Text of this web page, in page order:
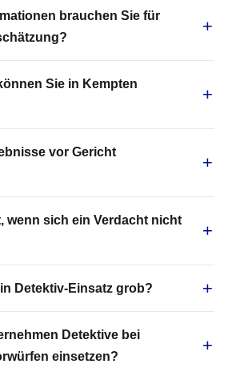
brauchen Sie für
Sie in Kempten
vor Gericht
wenn sich ein Verdacht nicht
Detektiv-Einsatz grob?
Detektive bei
einsetzen?